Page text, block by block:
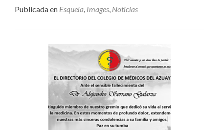
Publicada en Esquela, Images, Noticias